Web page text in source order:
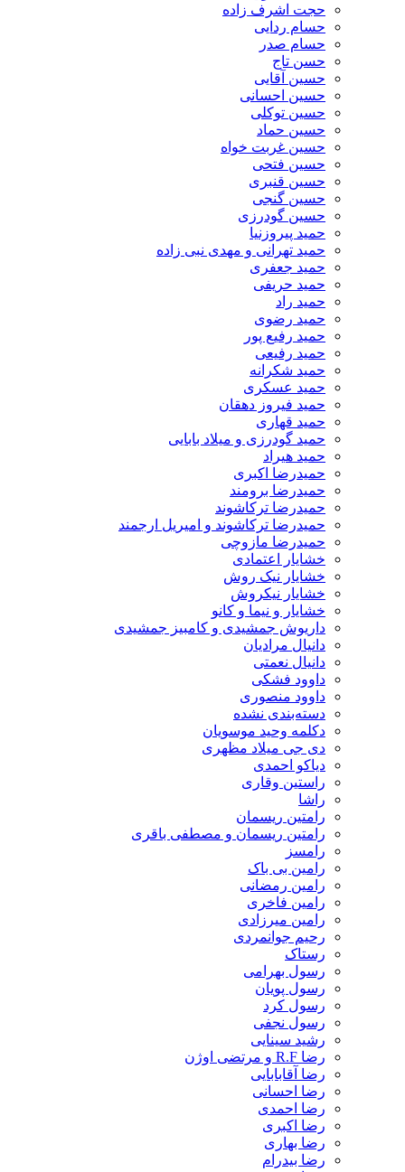
حجت اشرف زاده
حسام ردایی
حسام صدر
حسن تاج
حسین آقایی
حسین احسانی
حسین توکلی
حسین حماد
حسین غربت خواه
حسین فتحی
حسین قنبری
حسین گنجی
حسین گودرزی
حمید پیروزنیا
حمید تهرانی و مهدی نبی زاده
حمید جعفری
حمید حریفی
حمید راد
حمید رضوی
حمید رفیع پور
حمید رفیعی
حمید شکرانه
حمید عسکری
حمید فیروز دهقان
حمید قهاری
حمید گودرزی و میلاد بابایی
حمید هیراد
حمیدرضا اکبری
حمیدرضا برومند
حمیدرضا ترکاشوند
حمیدرضا ترکاشوند و امیریل ارجمند
حمیدرضا مازوچی
خشایار اعتمادی
خشایار نیک روش
خشایار نیکروش
خشایار و نیما و کانو
داریوش جمشیدی و کامبیز جمشیدی
دانیال مرادیان
دانیال نعمتی
داوود فشکی
داوود منصوری
دسته‌بندی نشده
دکلمه وحید موسویان
دی جی میلاد مظهری
دیاکو احمدی
راستین وقاری
راشا
رامتین ریسمان
رامتین ریسمان و مصطفی باقری
رامسز
رامین بی باک
رامین رمضانی
رامین فاخری
رامین میرزادی
رحیم جوانمردی
رستاک
رسول بهرامی
رسول پویان
رسول کرد
رسول نجفی
رشید سینایی
رضا R.F و مرتضی اوژن
رضا آقابابایی
رضا احسانی
رضا احمدی
رضا اکبری
رضا بهاری
رضا بیدرام